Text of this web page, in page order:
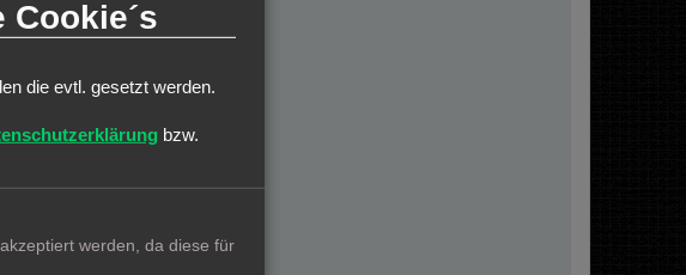
und sich daran zu orientieren.
dabei zu haben.
die evtl. gesetzt werden.
bzw.
werden, da diese für